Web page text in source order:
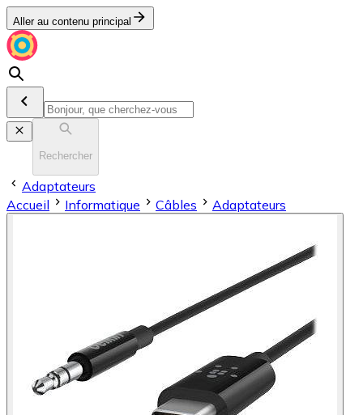
Aller au contenu principal
Rechercher
Adaptateurs
Accueil
Informatique Câbles Adaptateurs